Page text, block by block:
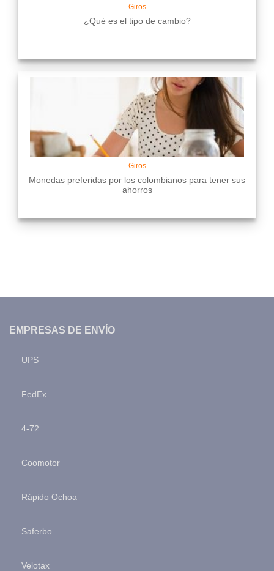
Giros
¿Qué es el tipo de cambio?
Giros
Monedas preferidas por los colombianos para tener sus
ahorros
EMPRESAS DE ENVÍO
UPS
FedEx
4-72
Coomotor
Rápido Ochoa
Saferbo
Velotax